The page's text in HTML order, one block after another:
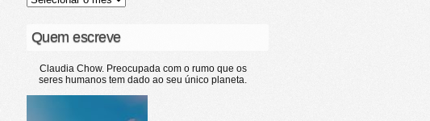
Quem escreve
Claudia Chow. Preocupada com o rumo que os
seres humanos tem dado ao seu único planeta.